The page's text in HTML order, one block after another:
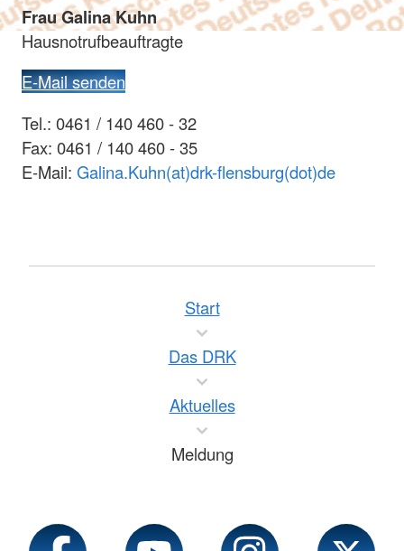
Frau Galina Kuhn
Hausnotrufbeauftragte
E-Mail senden
Tel.: 0461 / 140 460 - 32
Fax: 0461 / 140 460 - 35
E-Mail: Galina.Kuhn(at)drk-flensburg(dot)de
Start
Das DRK
Aktuelles
Meldung